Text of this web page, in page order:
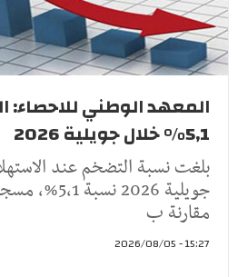
المعهد الوطني للاحصاء:
5,1% خلال جويلية 2026
بلغت نسبة التضخم عند
جويلية 2026
مقارنة ب
15:27 - 2026/08/05